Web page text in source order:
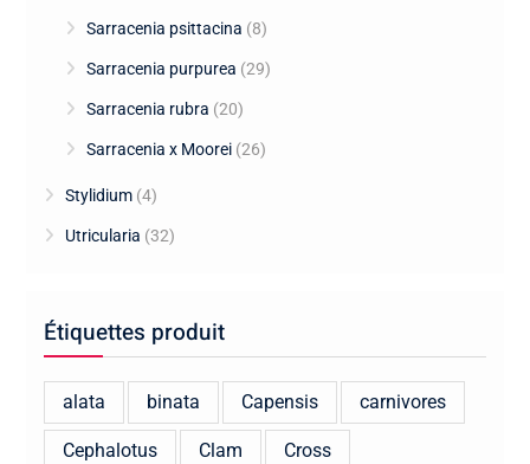
Sarracenia psittacina (8)
Sarracenia purpurea (29)
Sarracenia rubra (20)
Sarracenia x Moorei (26)
Stylidium (4)
Utricularia (32)
Étiquettes produit
alata binata Capensis carnivores
Cephalotus Clam Cross